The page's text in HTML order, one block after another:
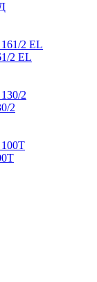
2 EL
2